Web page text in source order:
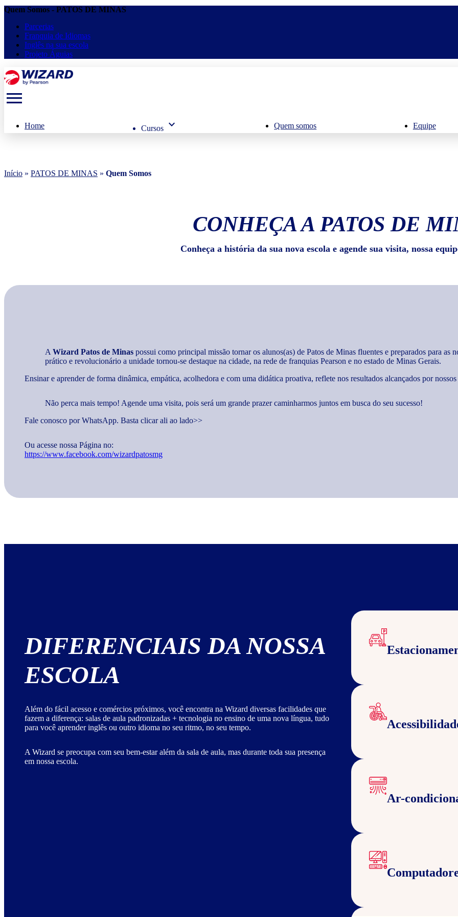
Quem Somos - PATOS DE MINAS
Parcerias
Franquia de Idiomas
Inglês na sua escola
Projeto Águias
menu
Home Cursos keyboard_arrow_down Quem somos Equipe
Início » PATOS DE MINAS » Quem Somos
CONHEÇA A PATOS DE
Conheça a história da sua nova escola e agende sua visita, nossa
A Wizard Patos de Minas possui como principal missão tornar os alunos(as) de Patos de Minas fluentes e preparados para
prático e revolucionário a unidade tornou-se destaque na cidade, na rede de franquias Pearson e no estado de Minas Gerais.
Ensinar e aprender de forma dinâmica, empática, acolhedora e com uma didática proativa, reflete nos resultados alcançados por
Não perca mais tempo! Agende uma visita, pois será um grande prazer caminharmos juntos em busca do seu sucesso!
Fale conosco por WhatsApp. Basta clicar ali ao lado>>
Ou acesse nossa Página no:
https://www.facebook.com/wizardpatosmg
DIFERENCIAIS DA NOSSA
ESCOLA
Além do fácil acesso e comércios próximos, você encontra na Wizard diversas facilidades que
fazem a diferença: salas de aula padronizadas + tecnologia no ensino de uma nova língua, tudo
para você aprender inglês ou outro idioma no seu ritmo, no seu tempo.
A Wizard se preocupa com seu bem-estar além da sala de aula, mas durante toda sua presença
em nossa escola.
Ar-